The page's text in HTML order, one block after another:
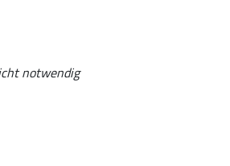
notwendig